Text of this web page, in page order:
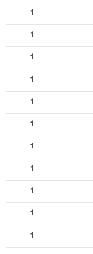
1
1
1
1
1
1
1
1
1
1
1